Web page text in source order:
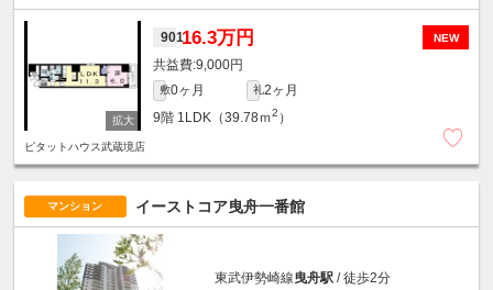
NEW
90116.3万円
9,000円
敷0ヶ月 礼2ヶ月
9階 1LDK（39.78ｍ2 ）
ピタットハウス武蔵境店
マンション イーストコア曳舟一番館
東武伊勢崎線曳舟駅 / 徒歩2分